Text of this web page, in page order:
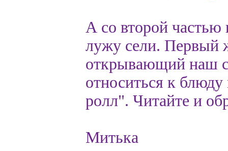
А со второй
лужу сели. Первый
открывающий наш
относиться к
ролл". Читайте и
Митька